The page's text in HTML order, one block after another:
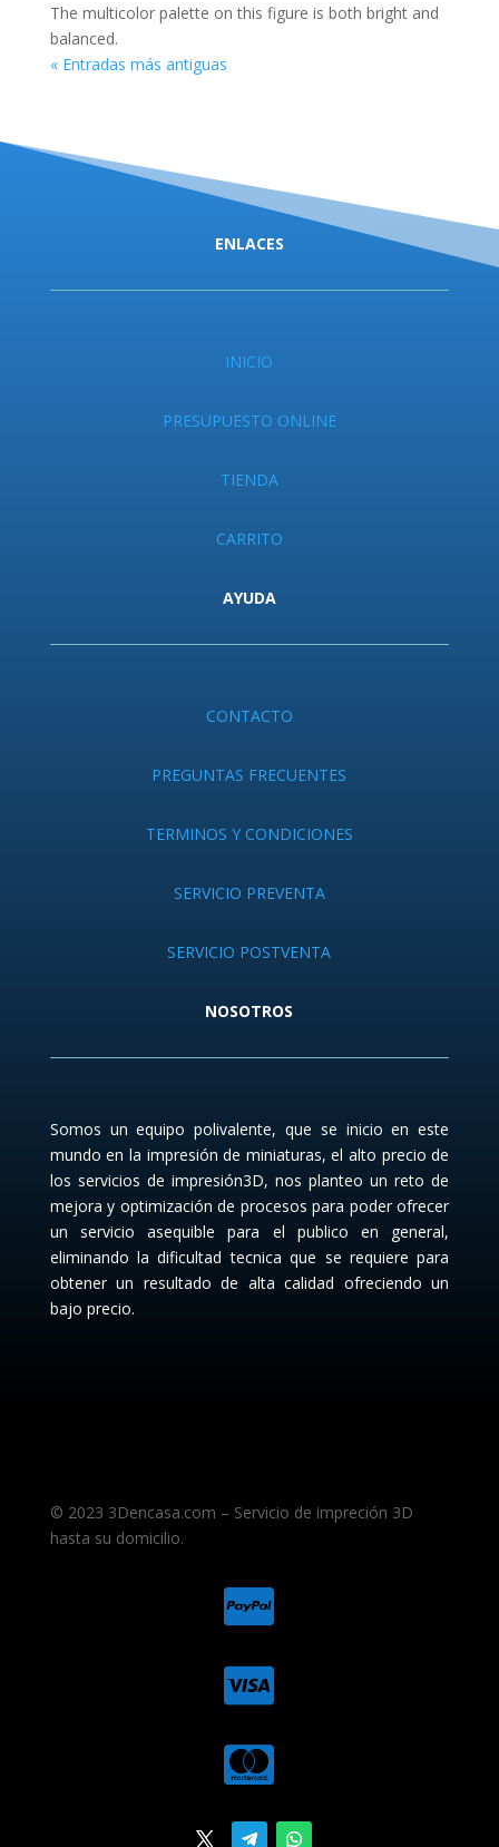
The multicolor palette on this figure is both bright and
balanced.
« Entradas más antiguas
ENLACES
INICIO
PRESUPUESTO ONLINE
TIENDA
CARRITO
AYUDA
CONTACTO
PREGUNTAS FRECUENTES
TERMINOS Y CONDICIONES
SERVICIO PREVENTA
SERVICIO POSTVENTA
NOSOTROS
Somos un equipo polivalente, que se inicio en este
mundo en la impresión de miniaturas, el alto precio de
los servicios de impresión3D, nos planteo un reto de
mejora y optimización de procesos para poder ofrecer
un servicio asequible para el publico en general,
eliminando la dificultad tecnica que se requiere para
obtener un resultado de alta calidad ofreciendo un
bajo precio.
© 2023 3Dencasa.com – Servicio de impreción 3D
hasta su domicilio.


